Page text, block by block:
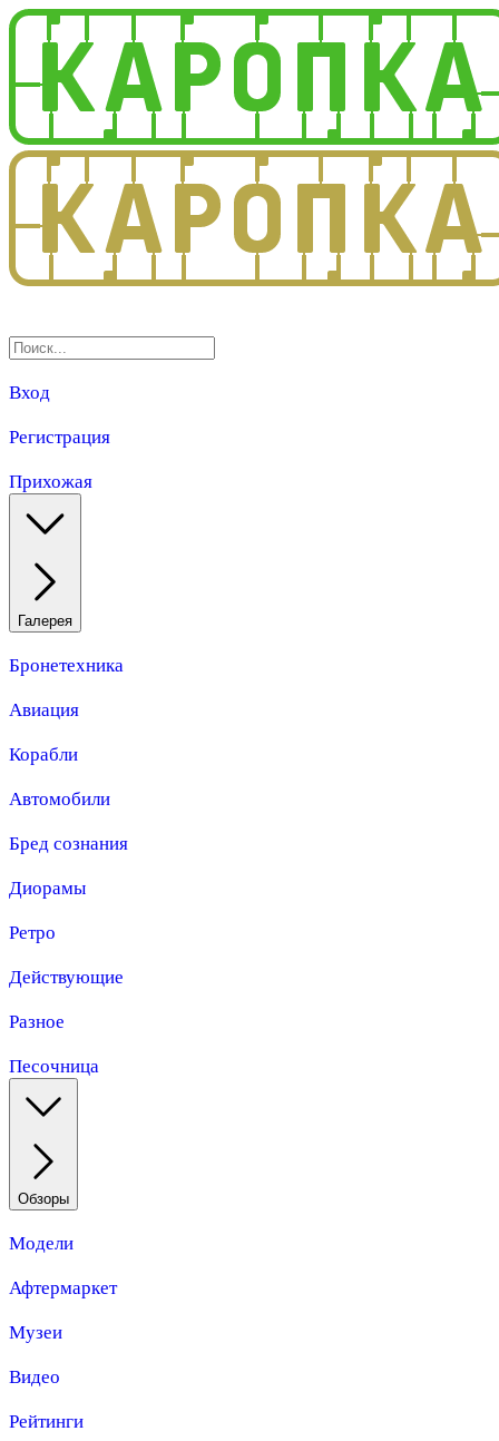
Вход
Регистрация
Прихожая
Галерея
Бронетехника
Авиация
Корабли
Автомобили
Бред сознания
Диорамы
Ретро
Действующие
Разное
Песочница
Обзоры
Модели
Афтермаркет
Музеи
Видео
Рейтинги